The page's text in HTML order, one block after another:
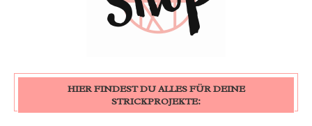
HIER FINDEST DU ALLES FÜR DEINE
STRICKPROJEKTE: